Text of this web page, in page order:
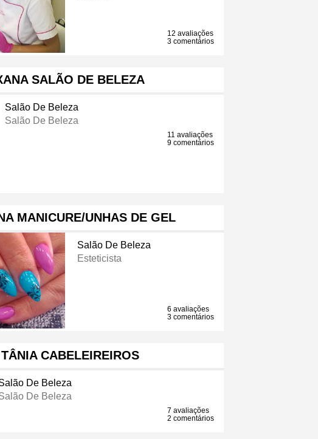
12 avaliações
3 comentários
SALÃO DE BELEZA
Salão De Beleza
Salão De Beleza
11 avaliações
9 comentários
MANICURE/UNHAS DE GEL
Salão De Beleza
Esteticista
6 avaliações
3 comentários
TÂNIA CABELEIREIROS
De Beleza
De Beleza
7 avaliações
2 comentários